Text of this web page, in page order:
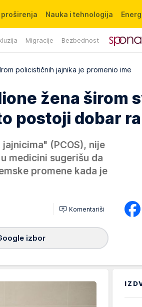
Migracije Bezbednost
proširenja Nauka i tehnologija
policističnih jajnika je promenio ime
žena širom
postoji dobar
(PCOS), nije
medicini sugerišu da
promene kada je
Komentariši
izbor